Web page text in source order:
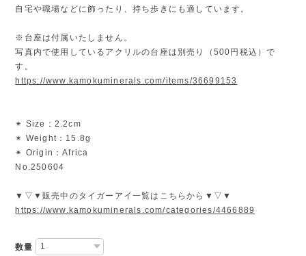
自宅や職場などに飾ったり、持ち歩きにも適しています。
※台座は付属いたしません。
写真内で使用しているアクリルの台座は別売り（500円税込）で
す。
https://www.kamokuminerals.com/items/36699153
✴︎ Size：2.2cm
✴︎ Weight：15.8g
✴︎ Origin：Africa
No.250604
▼▽▼販売中のタイガーアイ一覧はこちらから▼▽▼
https://www.kamokuminerals.com/categories/4466889
数量